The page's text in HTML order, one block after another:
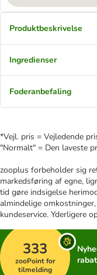
Produktbeskrivelse
Ingredienser
Foderanbefaling
*Vejl. pris = Vejledende
"Normalt" = Den laveste
zooplus forbeholder sig
markedsføring af egne,
tid gøre indsigelse
almindelige
kundeservice. Yderligere
333
zooPoint for
tilmelding